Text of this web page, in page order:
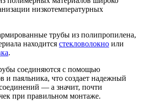
низкотемпературных
трубы из полипропилена,
находится стекловолокно или
.
соединяются с помощью
и паяльника, что создает надежный
— а значит, почти
при правильном монтаже.